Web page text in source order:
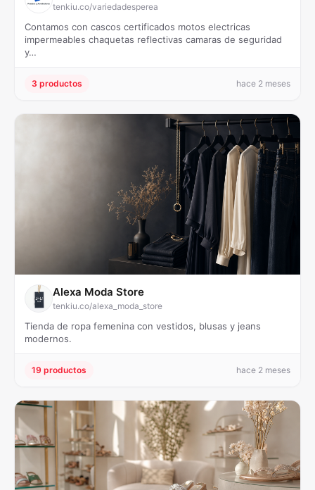
tenkiu.co/variedadesperea
Contamos con cascos certificados motos electricas
impermeables chaquetas reflectivas camaras de seguridad
y…
3 productos hace 2 meses
Alexa Moda Store
tenkiu.co/alexa_moda_store
Tienda de ropa femenina con vestidos, blusas y jeans
modernos.
19 productos hace 2 meses